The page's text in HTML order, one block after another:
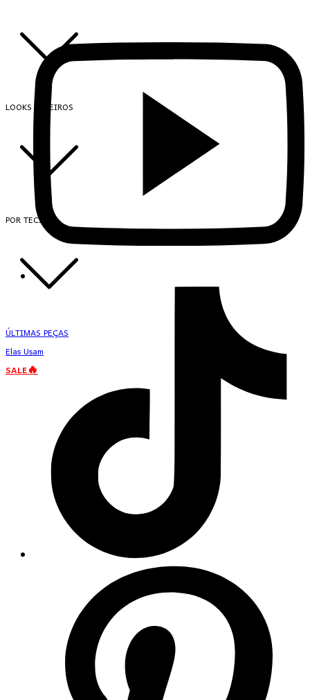
LOOKS INTEIROS
POR TECIDO
ÚLTIMAS PEÇAS
Elas Usam
SALE🔥